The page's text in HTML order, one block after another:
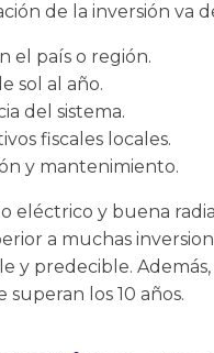
de la inversión va
el país o región.
sol al año.
del sistema.
fiscales locales.
y mantenimiento.
eléctrico y buena
a muchas
y predecible.
superan los 10 años.